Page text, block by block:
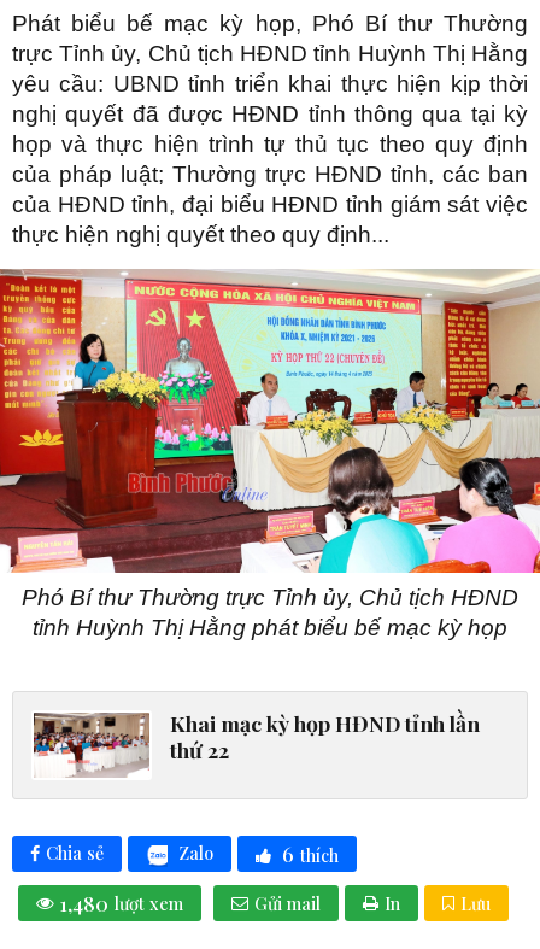
Phát biểu bế mạc kỳ họp, Phó Bí thư Thường
trực Tỉnh ủy, Chủ tịch HĐND tỉnh Huỳnh Thị Hằng
yêu cầu: UBND tỉnh triển khai thực hiện kịp thời
nghị quyết đã được HĐND tỉnh thông qua tại kỳ
họp và thực hiện trình tự thủ tục theo quy định
của pháp luật; Thường trực HĐND tỉnh, các ban
của HĐND tỉnh, đại biểu HĐND tỉnh giám sát việc
thực hiện nghị quyết theo quy định...
Phó Bí thư Thường trực Tỉnh ủy, Chủ tịch HĐND
tỉnh Huỳnh Thị Hằng phát biểu bế mạc kỳ họp
Khai mạc kỳ họp HĐND tỉnh lần
thứ 22
Chia sẻ Zalo 6 thích
1,480 lượt xem Gửi mail In Lưu